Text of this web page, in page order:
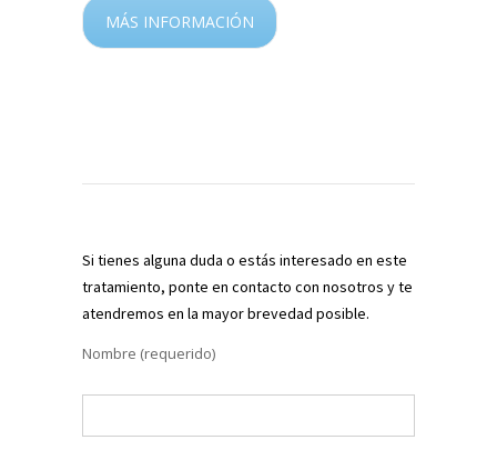
MÁS INFORMACIÓN
Si tienes alguna duda o estás interesado en este
tratamiento, ponte en contacto con nosotros y te
atendremos en la mayor brevedad posible.
Nombre (requerido)